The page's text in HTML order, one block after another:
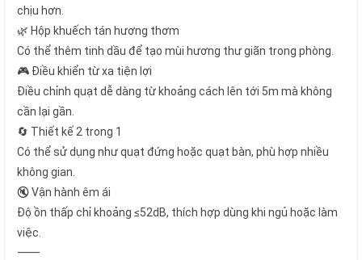
chịu hơn.
🌿 Hộp khuếch tán hương thơm
Có thể thêm tinh dầu để tạo mùi hương thư giãn trong phòng.
🎮 Điều khiển từ xa tiện lợi
Điều chỉnh quạt dễ dàng từ khoảng cách lên tới 5m mà không
cần lại gần.
🔄 Thiết kế 2 trong 1
Có thể sử dụng như quạt đứng hoặc quạt bàn, phù hợp nhiều
không gian.
🔇 Vận hành êm ái
Độ ồn thấp chỉ khoảng ≤52dB, thích hợp dùng khi ngủ hoặc làm
việc.
⸻